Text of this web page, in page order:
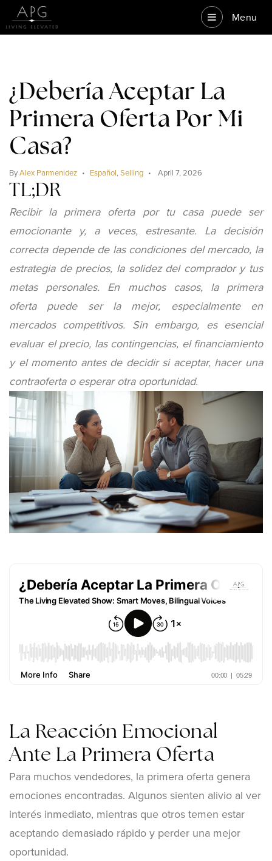
Menu
¿Debería Aceptar La
Primera Oferta Por Mi
Casa?
ByAlex Parmenidez Español,Selling April 7, 2026
TL;DR
Recibir la primera oferta por tu casa puede ser
emocionante y, a veces, estresante. La decisión
correcta depende de las condiciones del mercado, la
estrategia de precios, la solidez del comprador y tus
metas personales. En muchos casos, la primera
oferta puede ser la mejor, especialmente en
mercados competitivos. Sin embargo, es esencial
evaluar el precio, las contingencias, el financiamiento
y el momento antes de decidir si aceptar, hacer una
contraoferta o esperar otra oportunidad.
La Reacción Emocional
Ante La Primera Oferta
Para muchos vendedores, la primera oferta genera
emociones encontradas. Algunos sienten alivio al ver
interés inmediato, mientras que otros temen estar
aceptando demasiado rápido y perder una mejor
oportunidad.